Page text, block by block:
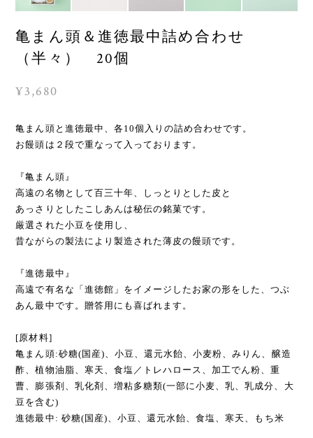
亀まん頭＆進徳最中詰め合わせ
（半々） 20個
¥3,680
亀まん頭と進徳最中、各10個入りの詰め合わせです。
お饅頭は２段で重なって入っております。
『亀まん頭』
高遠の名物として百三十年、しっとりとした皮と
あっさりとしたこしあんは秘伝の銘菓です。
厳選された小豆を使用し、
昔ながらの製法により製造された薄皮の饅頭です。
『進徳最中』
高遠で有名な「進徳館」をイメージしたお家の形をした、つぶ
あん最中です。贈答用にも喜ばれます。
[原材料]
亀まん頭:砂糖(国産)、小豆、還元水飴、小麦粉、みりん、醸造
酢、植物油脂、寒天、食塩／トレハロース、加工でん粉、重
曹、膨張剤、乳化剤、増粘多糖類(一部に小麦、乳、乳成分、大
豆を含む)
進徳最中: 砂糖(国産)、小豆、還元水飴、食塩、寒天、もち米